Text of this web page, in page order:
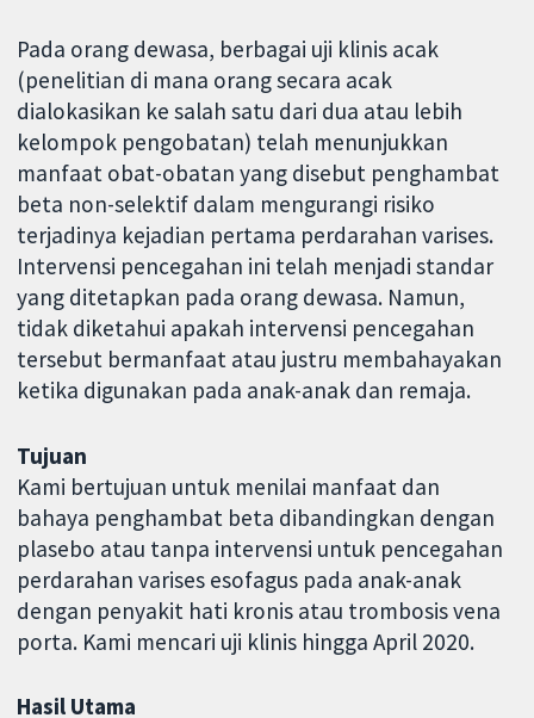
Pada orang dewasa, berbagai uji klinis acak
(penelitian di mana orang secara acak
dialokasikan ke salah satu dari dua atau lebih
kelompok pengobatan) telah menunjukkan
manfaat obat-obatan yang disebut penghambat
beta non-selektif dalam mengurangi risiko
terjadinya kejadian pertama perdarahan varises.
Intervensi pencegahan ini telah menjadi standar
yang ditetapkan pada orang dewasa. Namun,
tidak diketahui apakah intervensi pencegahan
tersebut bermanfaat atau justru membahayakan
ketika digunakan pada anak-anak dan remaja.
Tujuan
Kami bertujuan untuk menilai manfaat dan
bahaya penghambat beta dibandingkan dengan
plasebo atau tanpa intervensi untuk pencegahan
perdarahan varises esofagus pada anak-anak
dengan penyakit hati kronis atau trombosis vena
porta. Kami mencari uji klinis hingga April 2020.
Hasil Utama